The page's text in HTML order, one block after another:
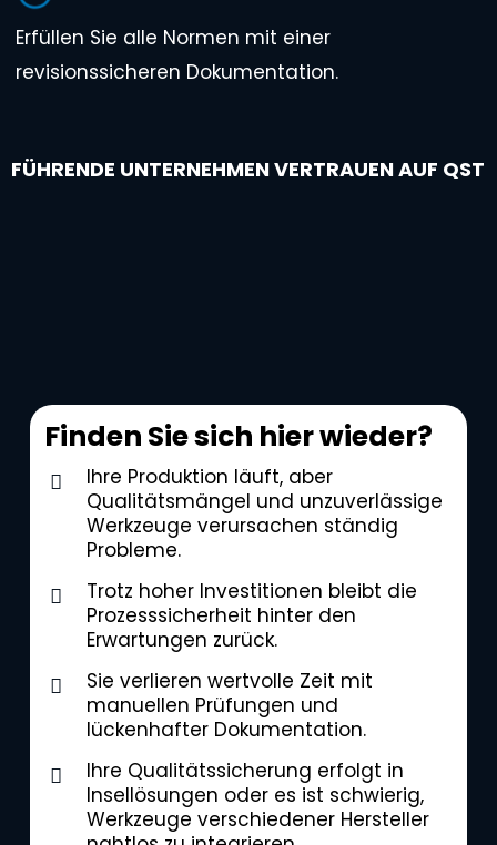
Erfüllen Sie alle Normen mit einer
revisionssicheren Dokumentation.
FÜHRENDE UNTERNEHMEN VERTRAUEN AUF QST
Finden Sie sich hier wieder?
Ihre Produktion läuft, aber
Qualitätsmängel und unzuverlässige
Werkzeuge verursachen ständig
Probleme.
Trotz hoher Investitionen bleibt die
Prozesssicherheit hinter den
Erwartungen zurück.
Sie verlieren wertvolle Zeit mit
manuellen Prüfungen und
lückenhafter Dokumentation.
Ihre Qualitätssicherung erfolgt in
Insellösungen oder es ist schwierig,
Werkzeuge verschiedener Hersteller